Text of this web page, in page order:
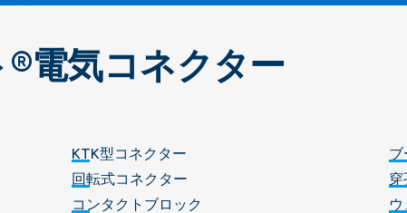
電気コネクター
KTK型コネクター
回転式コネクター
コンタクトブロック
ブ